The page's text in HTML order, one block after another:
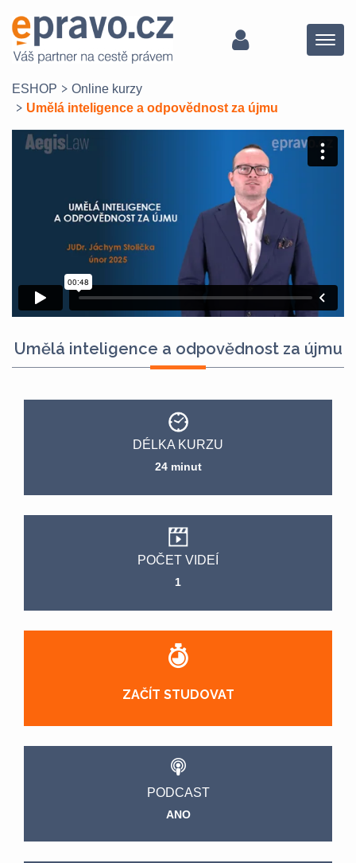
Menu
ESHOP
Online kurzy
Umělá inteligence a odpovědnost za újmu
Umělá inteligence a odpovědnost za újmu
DÉLKA KURZU
24 minut
POČET VIDEÍ
1
ZAČÍT STUDOVAT
PODCAST
ANO